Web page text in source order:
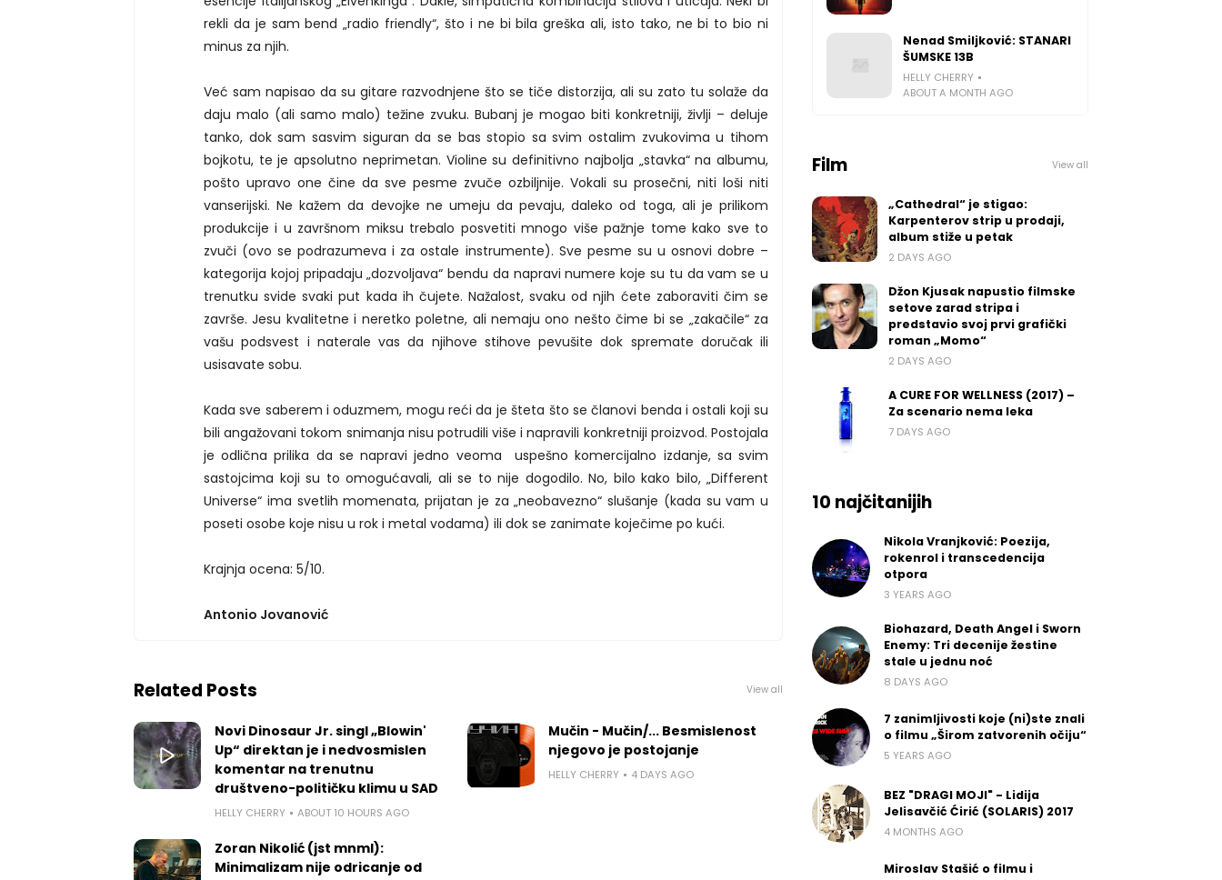
rekli da je sam bend „radio friendly“, što i ne bi bila greška ali, isto tako, ne bi to bio ni
minus za njih.
Već sam napisao da su gitare razvodnjene što se tiče distorzija, ali su zato tu solaže da
daju malo (ali samo malo) težine zvuku. Bubanj je mogao biti konkretniji, življi – deluje
tanko, dok sam sasvim siguran da se bas stopio sa svim ostalim zvukovima u tihom
bojkotu, te je apsolutno neprimetan. Violine su definitivno najbolja „stavka“ na albumu,
pošto upravo one čine da sve pesme zvuče ozbiljnije. Vokali su prosečni, niti loši niti
vanserijski. Ne kažem da devojke ne umeju da pevaju, daleko od toga, ali je prilikom
produkcije i u završnom miksu trebalo posvetiti mnogo više pažnje tome kako sve to
zvuči (ovo se podrazumeva i za ostale instrumente). Sve pesme su u osnovi dobre –
kategorija kojoj pripadaju „dozvoljava“ bendu da napravi numere koje su tu da vam se u
trenutku svide svaki put kada ih čujete. Nažalost, svaku od njih ćete zaboraviti čim se
završe. Jesu kvalitetne i neretko poletne, ali nemaju ono nešto čime bi se „zakačile“ za
vašu podsvest i naterale vas da njihove stihove pevušite dok spremate doručak ili
usisavate sobu.
Kada sve saberem i oduzmem, mogu reći da je šteta što se članovi benda i ostali koji su
bili angažovani tokom snimanja nisu potrudili više i napravili konkretniji proizvod. Postojala
je odlična prilika da se napravi jedno veoma uspešno komercijalno izdanje, sa svim
sastojcima koji su to omogućavali, ali se to nije dogodilo. No, bilo kako bilo, „Different
Universe“ ima svetlih momenata, prijatan je za „neobavezno“ slušanje (kada su vam u
poseti osobe koje nisu u rok i metal vodama) ili dok se zanimate koječime po kući.
Krajnja ocena: 5/10.
Antonio Jovanović
Related Posts View all
Novi Dinosaur Jr. singl „Blowin'
Up“ direktan je i nedvosmislen
komentar na trenutnu
društveno-političku klimu u SAD
HELLY CHERRY ABOUT 10 HOURS AGO
Mučin - Mučin/... Besmislenost
njegovo je postojanje
HELLY CHERRY 4 DAYS AGO
Zoran Nikolić (jst mnml):
Minimalizam nije odricanje od
Nenad Smiljković: STANARI
ŠUMSKE 13B
HELLY CHERRY
ABOUT A MONTH AGO
Film View all
„Cathedral“ je stigao:
Karpenterov strip u prodaji,
album stiže u petak
2 DAYS AGO
Džon Kjusak napustio filmske
setove zarad stripa i
predstavio svoj prvi grafički
roman „Momo“
2 DAYS AGO
A CURE FOR WELLNESS (2017) –
Za scenario nema leka
7 DAYS AGO
10 najčitanijih
Nikola Vranjković: Poezija,
rokenrol i transcedencija
otpora
3 YEARS AGO
Biohazard, Death Angel i Sworn
Enemy: Tri decenije žestine
stale u jednu noć
8 DAYS AGO
7 zanimljivosti koje (ni)ste znali
o filmu „Širom zatvorenih očiju“
5 YEARS AGO
BEZ "DRAGI MOJI" - Lidija
Jelisavčić Ćirić (SOLARIS) 2017
4 MONTHS AGO
Miroslav Stašić o filmu i